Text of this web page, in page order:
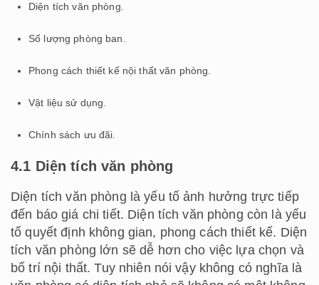
Diện tích văn phòng.
Số lượng phòng ban.
Phong cách thiết kế nội thất văn phòng.
Vật liệu sử dụng.
Chính sách ưu đãi.
4.1 Diện tích văn phòng
Diện tích văn phòng là yếu tố ảnh hưởng trực tiếp
đến báo giá chi tiết. Diện tích văn phòng còn là yếu
tố quyết định không gian, phong cách thiết kế. Diện
tích văn phòng lớn sẽ dễ hơn cho việc lựa chọn và
bố trí nội thất. Tuy nhiên nói vậy không có nghĩa là